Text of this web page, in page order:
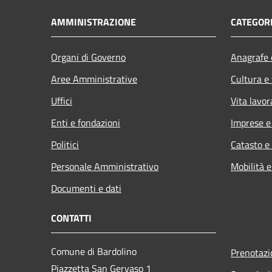
AMMINISTRAZIONE
Organi di Governo
Aree Amministrative
Uffici
Enti e fondazioni
Politici
Personale Amministrativo
Documenti e dati
Cultura
Vita
Imprese
Catasto
Mobilità
CONTATTI
Comune di Bardolino
Piazzetta San Gervaso 1